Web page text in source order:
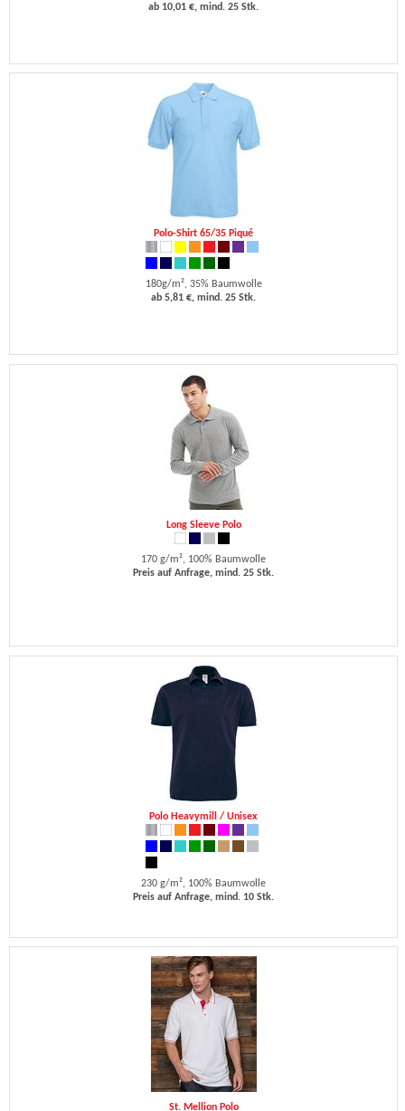
ab 10,01 €, mind. 25 Stk.
Polo-Shirt 65/35 Piqué
180g/m², 35% Baumwolle
ab 5,81 €, mind. 25 Stk.
Long Sleeve Polo
170 g/m², 100% Baumwolle
Preis auf Anfrage, mind. 25 Stk.
Polo Heavymill / Unisex
230 g/m², 100% Baumwolle
Preis auf Anfrage, mind. 10 Stk.
St. Mellion Polo